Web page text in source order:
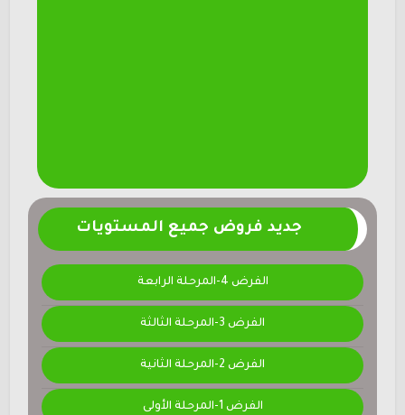
جديد فروض جميع المستويات
الفرض 4-المرحلة الرابعة
الفرض 3-المرحلة الثالثة
الفرض 2-المرحلة الثانية
الفرض 1-المرحلة الأولى